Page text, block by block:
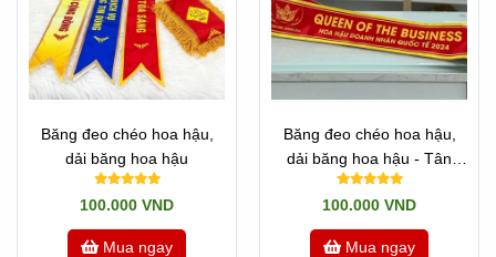
Băng đeo chéo hoa hậu,
dải băng hoa hậu
100.000 VND
Mua ngay
Băng đeo chéo hoa hậu,
dải băng hoa hậu - Tân
Nhật Minh
100.000 VND
Mua ngay